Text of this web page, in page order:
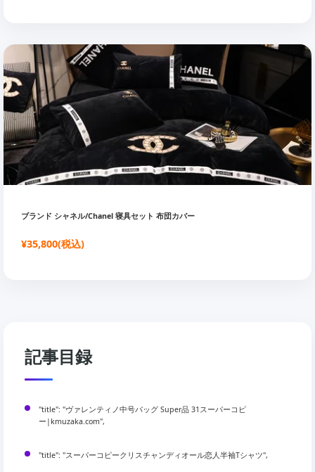
ブランド シャネル/Chanel 寝具セット 布団カバー
¥35,800(税込)
記事目録
"title": "ヴァレンティノ中号バッグ Super品 31スーパーコピ
ー|kmuzaka.com",
"title": "スーパーコピークリスチャンディオール恋人半袖Tシャツ",